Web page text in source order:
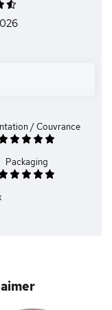
/ Couvrance
Packaging